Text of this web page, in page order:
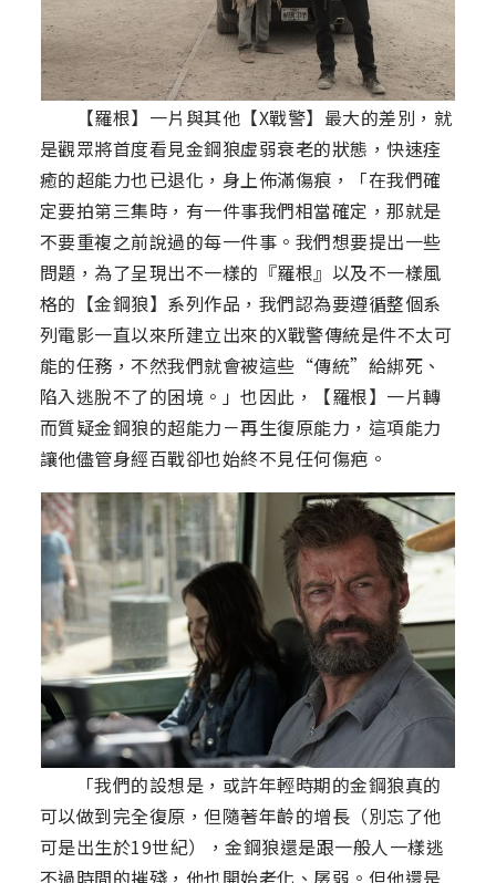
【羅根】一片與其他【X戰警】最大的差別，就
是觀眾將首度看見金鋼狼虛弱衰老的狀態，快速痊
癒的超能力也已退化，身上佈滿傷痕，「在我們確
定要拍第三集時，有一件事我們相當確定，那就是
不要重複之前說過的每一件事。我們想要提出一些
問題，為了呈現出不一樣的『羅根』以及不一樣風
格的【金鋼狼】系列作品，我們認為要遵循整個系
列電影一直以來所建立出來的X戰警傳統是件不太可
能的任務，不然我們就會被這些“傳統”給綁死、
陷入逃脫不了的困境。」也因此，【羅根】一片轉
而質疑金鋼狼的超能力－再生復原能力，這項能力
讓他儘管身經百戰卻也始終不見任何傷疤。
「我們的設想是，或許年輕時期的金鋼狼真的
可以做到完全復原，但隨著年齡的增長（別忘了他
可是出生於19世紀），金鋼狼還是跟一般人一樣逃
不過時間的摧殘，他也開始老化、孱弱。但他還是